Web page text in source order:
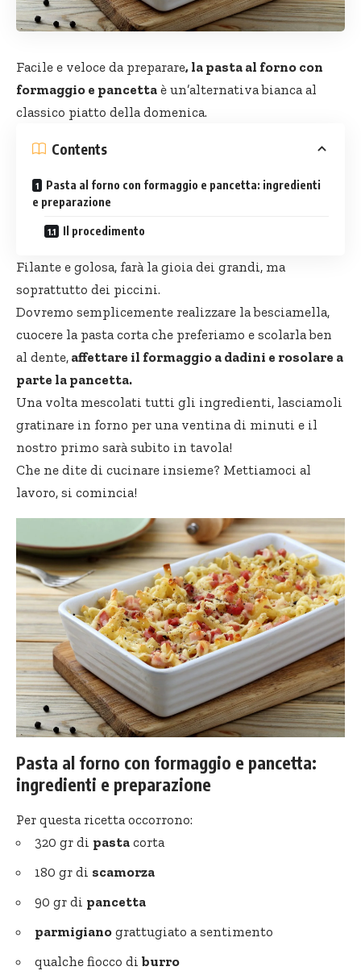
Facile e veloce da preparare, la pasta al forno con
formaggio e pancetta è un’alternativa bianca al
classico piatto della domenica.
Contents
Pasta al forno con formaggio e pancetta: ingredienti
e preparazione
Il procedimento
Filante e golosa, farà la gioia dei grandi, ma
soprattutto dei piccini.
Dovremo semplicemente realizzare la besciamella,
cuocere la pasta corta che preferiamo e scolarla ben
al dente, affettare il formaggio a dadini e rosolare a
parte la pancetta.
Una volta mescolati tutti gli ingredienti, lasciamoli
gratinare in forno per una ventina di minuti e il
nostro primo sarà subito in tavola!
Che ne dite di cucinare insieme? Mettiamoci al
lavoro, si comincia!
Pasta al forno con formaggio e pancetta:
ingredienti e preparazione
Per questa ricetta occorrono:
320 gr di pasta corta
180 gr di scamorza
90 gr di pancetta
parmigiano grattugiato a sentimento
qualche fiocco di burro